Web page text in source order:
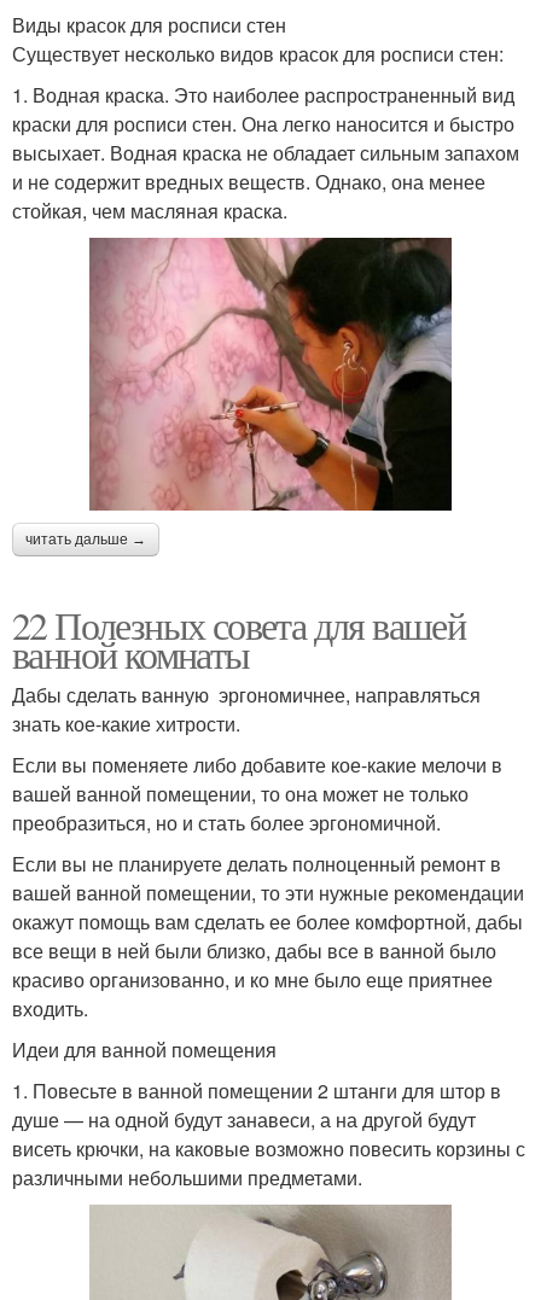
Виды красок для росписи стен
Существует несколько видов красок для росписи стен:
1. Водная краска. Это наиболее распространенный вид
краски для росписи стен. Она легко наносится и быстро
высыхает. Водная краска не обладает сильным запахом
и не содержит вредных веществ. Однако, она менее
стойкая, чем масляная краска.
читать дальше →
22 Полезных совета для вашей
ванной комнаты
Дабы сделать ванную эргономичнее, направляться
знать кое-какие хитрости.
Если вы поменяете либо добавите кое-какие мелочи в
вашей ванной помещении, то она может не только
преобразиться, но и стать более эргономичной.
Если вы не планируете делать полноценный ремонт в
вашей ванной помещении, то эти нужные рекомендации
окажут помощь вам сделать ее более комфортной, дабы
все вещи в ней были близко, дабы все в ванной было
красиво организованно, и ко мне было еще приятнее
входить.
Идеи для ванной помещения
1. Повесьте в ванной помещении 2 штанги для штор в
душе — на одной будут занавеси, а на другой будут
висеть крючки, на каковые возможно повесить корзины с
различными небольшими предметами.